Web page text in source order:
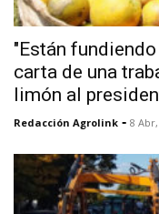
"Están
carta de una
limón al
Redacción Agrolink - 8